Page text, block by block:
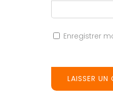
Enregistrer